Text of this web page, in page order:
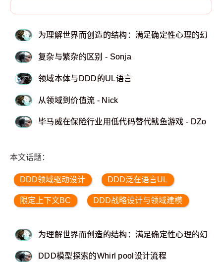
为理解世界而创造的结构：满足确定性心理的幻象
复杂与繁杂的区别 - Sonja
领域本体与DDD的UL语言
从领域到价值流 - Nick
毕马威在保险行业用低代码替代鱿鱼游戏 - DZone
本文话题：
DDD领域驱动设计 DDD泛在语言UL
限定上下文BC DDD战略设计与领域建模
为理解世界而创造的结构：满足确定性心理的幻象
DDD模型探索的Whirl pool设计流程